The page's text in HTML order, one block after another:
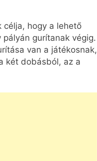
célja, hogy a lehető
gurítanak végig.
van a játékosnak,
két dobásból, az a